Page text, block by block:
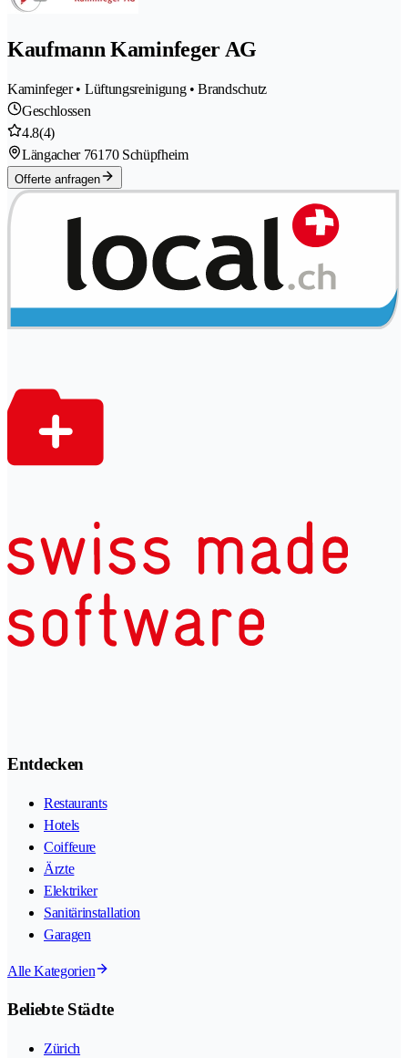
Kaufmann Kaminfeger AG
Kaminfeger • Lüftungsreinigung • Brandschutz
Geschlossen
4.8(4)
Längacher 76170 Schüpfheim
Offerte anfragen
Entdecken
Restaurants
Hotels
Coiffeure
Ärzte
Elektriker
Sanitärinstallation
Garagen
Alle Kategorien
Beliebte Städte
Zürich